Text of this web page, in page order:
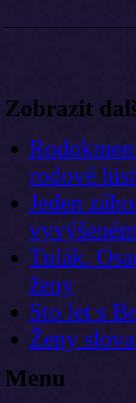
Zobrazit
rodové
Jeden
Tulák.
ženy
Sto let s
Ženy
Menu